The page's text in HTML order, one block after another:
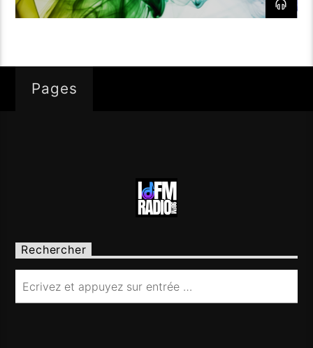
Pages
Rechercher